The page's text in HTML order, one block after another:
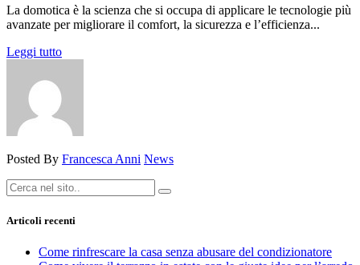
La domotica è la scienza che si occupa di applicare le tecnologie più
avanzate per migliorare il comfort, la sicurezza e l’efficienza...
Leggi tutto
Posted By Francesca Anni News
Articoli recenti
Come rinfrescare la casa senza abusare del condizionatore